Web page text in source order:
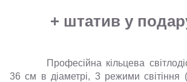
+ штатив у
Професійна кільцева
36 см в діаметрі, 3 режими світіння